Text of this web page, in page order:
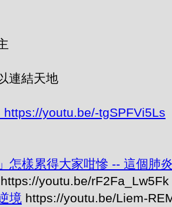
連結天地
youtu.be/-tgSPFVi5Ls
怎樣累得大家咁慘 -- 這個肺
https://youtu.be/rF2Fa_Lw5Fk
境 https://youtu.be/Liem-